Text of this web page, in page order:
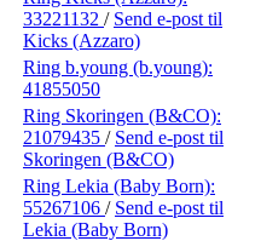
33221132 / Send e-post til
Kicks (Azzaro)
Ring b.young (b.young):
41855050
Ring Skoringen (B&CO):
21079435 / Send e-post til
Skoringen (B&CO)
Ring Lekia (Baby Born):
55267106 / Send e-post til
Lekia (Baby Born)